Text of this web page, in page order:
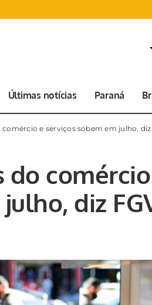
Últimas notícias Paraná
comércio e serviços sobem em julho, diz
do
diz